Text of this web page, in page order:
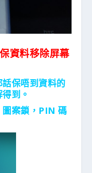
資料移除屏幕
保唔到資料的
到。
圖案鎖，PIN 碼